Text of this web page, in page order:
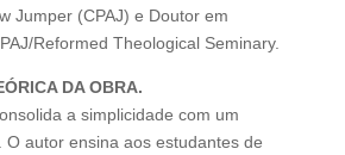
Jumper (CPAJ) e Doutor em
Reformed Theological Seminary.
DA OBRA.
a simplicidade com um
O autor ensina aos estudantes de